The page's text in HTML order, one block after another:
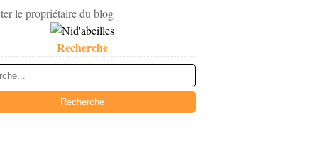
le propriétaire du blog
Recherche